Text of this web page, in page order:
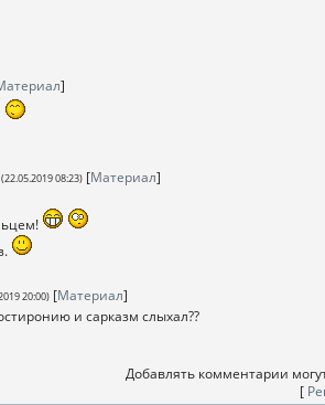
]
(22.05.2019 08:23) [Материал]
20:00) [Материал]
и сарказм слыхал??
Добавлять комментарии
[